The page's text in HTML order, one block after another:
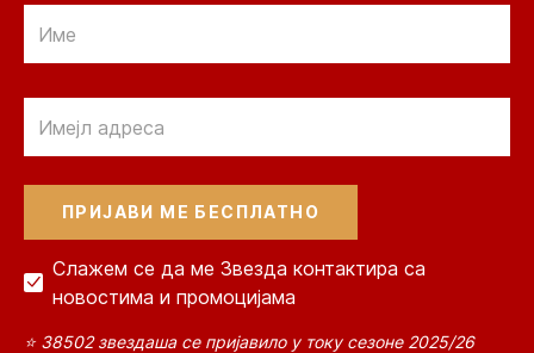
Слажем се да ме Звезда контактира са
новостима и промоцијама
⭐ 38502 звездаша се пријавило у току сезоне 2025/26